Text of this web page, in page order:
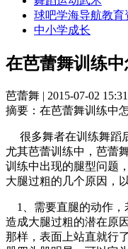
球吧学海导航教育
中小学成长
在芭蕾舞训练
芭蕾舞 | 2015-07-02
摘要： 在芭蕾舞训练中
很多舞者在训练舞蹈
尤其芭蕾训练中，芭蕾
训练中出现的腿型问题
大腿过粗的几个原因，
1、需要直腿的动作，
造成大腿过粗的潜在原
那样，表面上站直就行